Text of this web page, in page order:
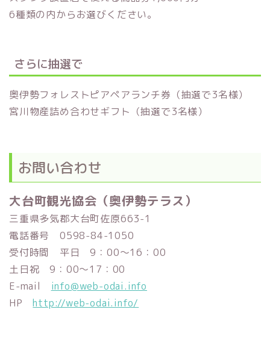
6種類の内からお選びください。
さらに抽選で
奥伊勢フォレストピアペアランチ券（抽選で3名様）
宮川物産詰め合わせギフト（抽選で3名様）
お問い合わせ
大台町観光協会（奥伊勢テラス）
三重県多気郡大台町佐原663-1
電話番号 0598-84-1050
受付時間 平日 9：00～16：00
土日祝 9：00～17：00
E-mail info@web-odai.info
HPhttp://web-odai.info/